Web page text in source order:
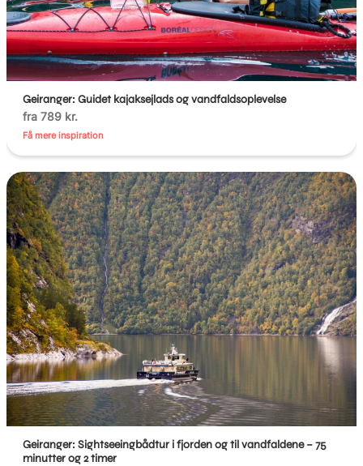
Geiranger: Guidet kajaksejlads og vandfaldsoplevelse
fra 789 kr.
Få mere inspiration
Geiranger: Sightseeingbådtur i fjorden og til vandfaldene – 75
minutter og 2 timer